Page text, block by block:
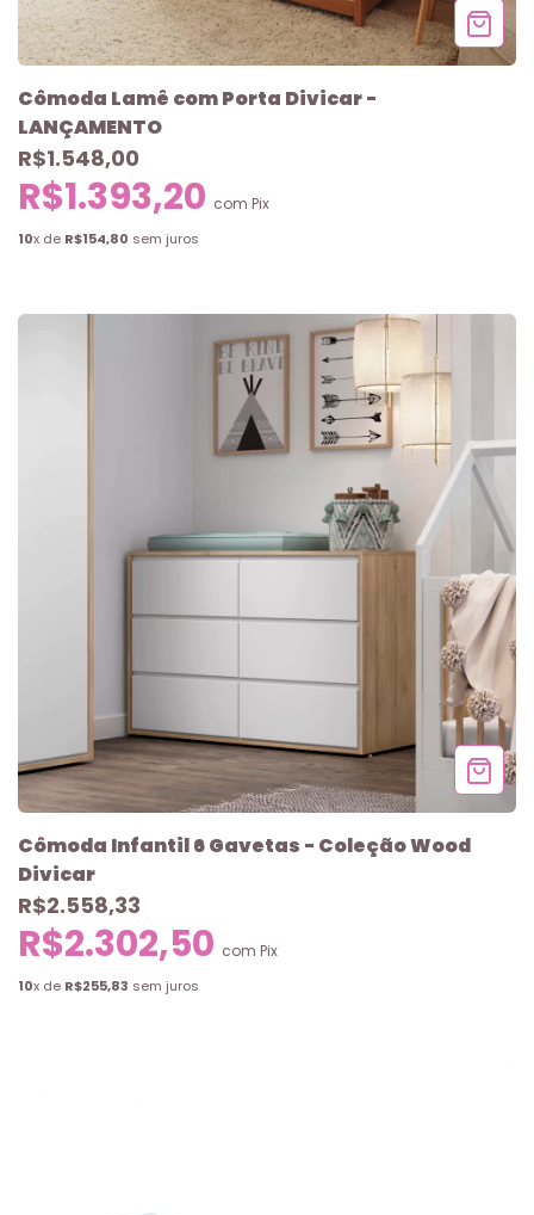
Cômoda Lamê com Porta Divicar -
LANÇAMENTO
R$1.548,00
R$1.393,20 com Pix
10x de R$154,80 sem juros
Cômoda Infantil 6 Gavetas - Coleção Wood
Divicar
R$2.558,33
R$2.302,50 com Pix
10x de R$255,83 sem juros